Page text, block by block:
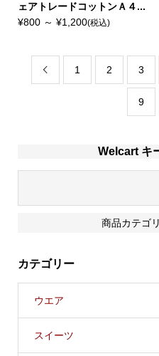
ェアトレードコットンＡ４...
¥800 ～ ¥1,200(税込)
 1 2 3
9
Welcart キ
商品カテゴ
カテゴリー
ウエア
スイーツ